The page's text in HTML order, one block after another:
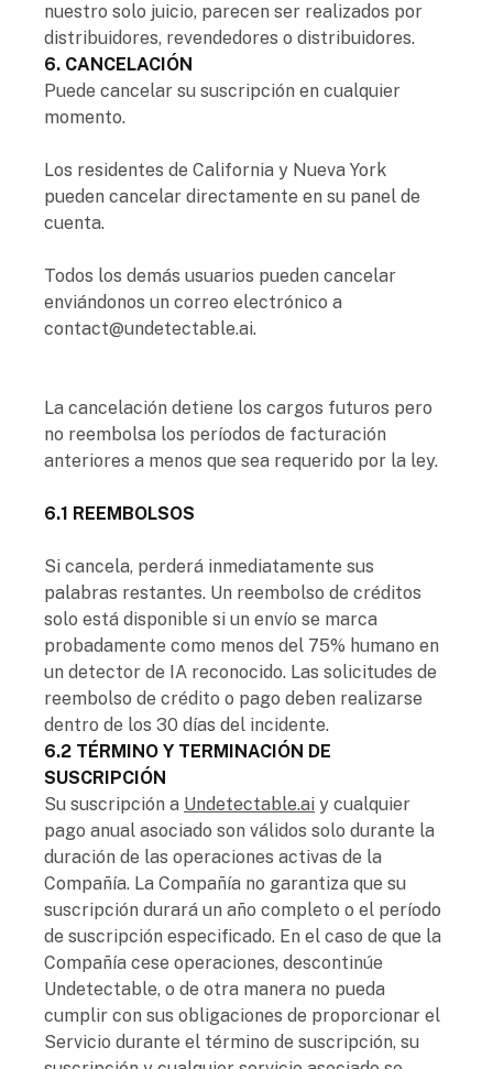
nuestro solo juicio, parecen ser realizados por
distribuidores, revendedores o distribuidores.
6. CANCELACIÓN
Puede cancelar su suscripción en cualquier
momento.
Los residentes de California y Nueva York
pueden cancelar directamente en su panel de
cuenta.
Todos los demás usuarios pueden cancelar
enviándonos un correo electrónico a
contact@undetectable.ai.
La cancelación detiene los cargos futuros pero
no reembolsa los períodos de facturación
anteriores a menos que sea requerido por la ley.
6.1 REEMBOLSOS
Si cancela, perderá inmediatamente sus
palabras restantes. Un reembolso de créditos
solo está disponible si un envío se marca
probadamente como menos del 75% humano en
un detector de IA reconocido. Las solicitudes de
reembolso de crédito o pago deben realizarse
dentro de los 30 días del incidente.
6.2 TÉRMINO Y TERMINACIÓN DE
SUSCRIPCIÓN
Su suscripción a Undetectable.ai y cualquier
pago anual asociado son válidos solo durante la
duración de las operaciones activas de la
Compañía. La Compañía no garantiza que su
suscripción durará un año completo o el período
de suscripción especificado. En el caso de que la
Compañía cese operaciones, descontinúe
Undetectable, o de otra manera no pueda
cumplir con sus obligaciones de proporcionar el
Servicio durante el término de suscripción, su